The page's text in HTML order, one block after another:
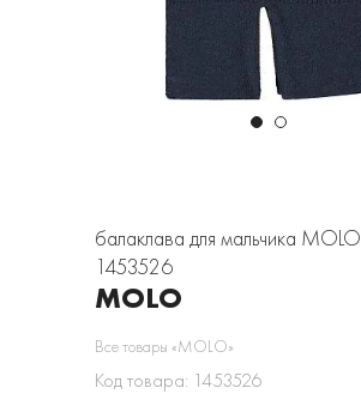
балаклава для мальчика MOLO
1453526
MOLO
Все товары «MOLO»
Код товара: 1453526